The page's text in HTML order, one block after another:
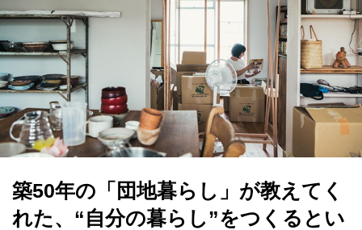
築50年の「団地暮らし」が教えてく
れた、“自分の暮らし”をつくるとい